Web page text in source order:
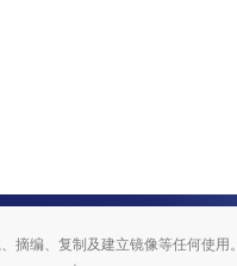
摘编、复制及建立镜像等任何使用。